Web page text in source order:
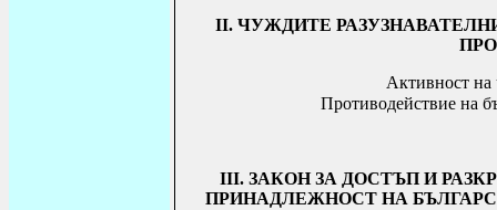
ІІ. ЧУЖДИТЕ
Активност на
Противодействие на
ІІІ. ЗАКОН ЗА ДОСТЪП И
ПРИНАДЛЕЖНОСТ НА